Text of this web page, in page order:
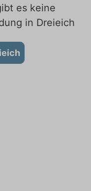
es keine
in Dreieich